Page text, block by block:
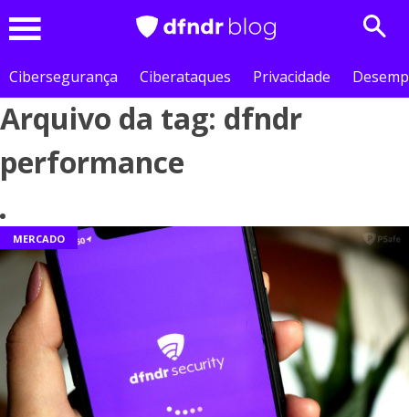
Cibersegurança
Ciberataques Privacidade
Arquivo da tag: dfndr
performance
MERCADO